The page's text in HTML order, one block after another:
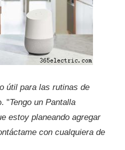
útil para las rutinas de
"Tengo un Pantalla
estoy planeando agregar
con cualquiera de